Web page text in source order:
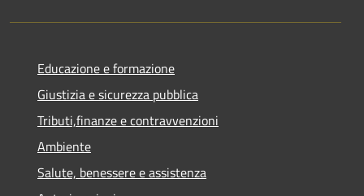
Educazione e formazione
Giustizia e sicurezza pubblica
Tributi,finanze e contravvenzioni
Ambiente
Salute, benessere e assistenza